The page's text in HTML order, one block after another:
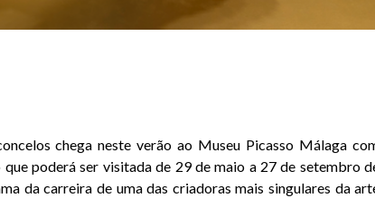
chega neste verão ao Museu Picasso Málaga
poderá ser visitada de 29 de maio a 27 de setembro
da carreira de uma das criadoras mais singulares da